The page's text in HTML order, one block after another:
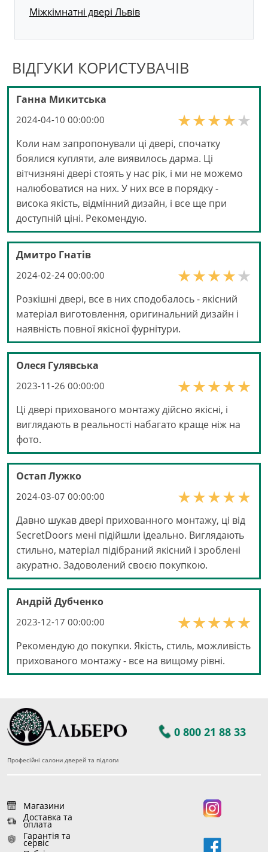
Міжкімнатні двері Львів
ВІДГУКИ КОРИСТУВАЧІВ
Ганна Микитська
2024-04-10 00:00:00
Коли нам запропонували ці двері, спочатку
боялися купляти, але виявилось дарма. Ці
вітчизняні двері стоять у нас рік, і ми не можемо
налюбоватися на них. У них все в порядку -
висока якість, відмінний дизайн, і все ще при
доступній ціні. Рекомендую.
Дмитро Гнатів
2024-02-24 00:00:00
Розкішні двері, все в них сподобалось - якісний
матеріал виготовлення, оригинальний дизайн і
наявність повної якісної фурнітури.
Олеся Гулявська
2023-11-26 00:00:00
Ці двері прихованого монтажу дійсно якісні, і
виглядають в реальності набагато краще ніж на
фото.
Остап Лужко
2024-03-07 00:00:00
Давно шукав двері прихованного монтажу, ці від
SecretDoors мені підійшли ідеально. Виглядають
стильно, матеріал підібраний якісний і зроблені
акуратно. Задоволений своєю покупкою.
Андрій Дубченко
2023-12-17 00:00:00
Рекомендую до покупки. Якість, стиль, можливість
прихованого монтажу - все на вищому рівні.
0 800 21 88 33
Професійні салони дверей та підлоги
Магазини
Доставка та
оплата
Гарантія та
сервіс